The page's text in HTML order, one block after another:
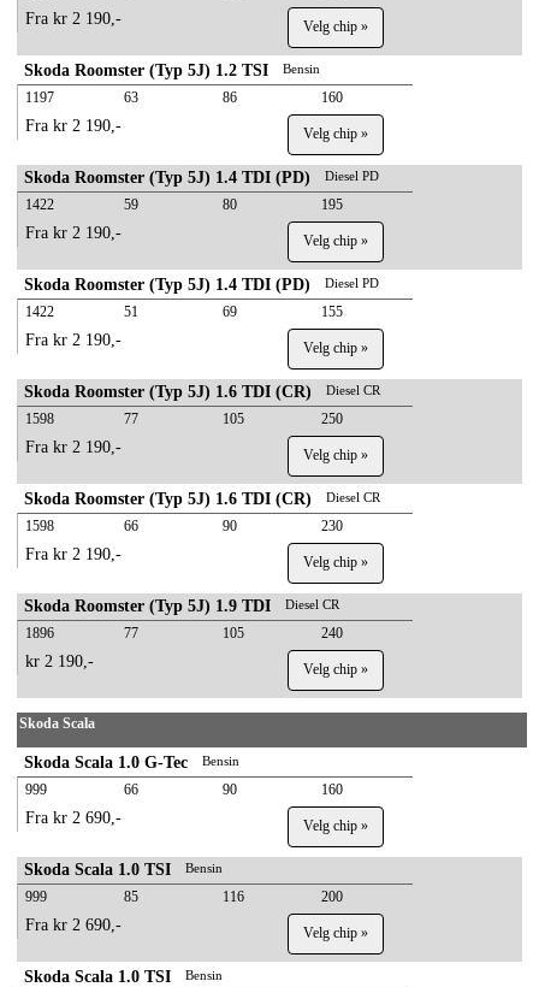
Fra kr 2 190,- Velg chip »
Skoda Roomster (Typ 5J) 1.2 TSI Bensin
1197 63 86 160
Fra kr 2 190,- Velg chip »
Skoda Roomster (Typ 5J) 1.4 TDI (PD) Diesel PD
1422 59 80 195
Fra kr 2 190,- Velg chip »
Skoda Roomster (Typ 5J) 1.4 TDI (PD) Diesel PD
1422 51 69 155
Fra kr 2 190,- Velg chip »
Skoda Roomster (Typ 5J) 1.6 TDI (CR) Diesel CR
1598 77 105 250
Fra kr 2 190,- Velg chip »
Skoda Roomster (Typ 5J) 1.6 TDI (CR) Diesel CR
1598 66 90 230
Fra kr 2 190,- Velg chip »
Skoda Roomster (Typ 5J) 1.9 TDI Diesel CR
1896 77 105 240
kr 2 190,- Velg chip »
Skoda Scala
Skoda Scala 1.0 G-Tec Bensin
999 66 90 160
Fra kr 2 690,- Velg chip »
Skoda Scala 1.0 TSI Bensin
999 85 116 200
Fra kr 2 690,- Velg chip »
Skoda Scala 1.0 TSI Bensin